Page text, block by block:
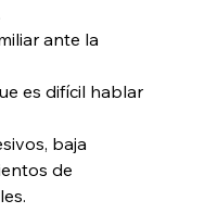
ante la
es difícil hablar
baja
de